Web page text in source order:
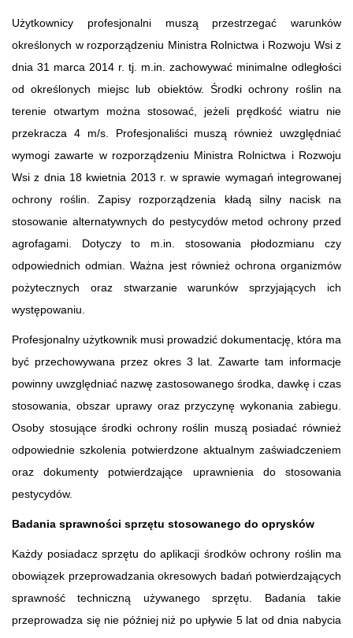
Użytkownicy profesjonalni muszą przestrzegać warunków
określonych w rozporządzeniu Ministra Rolnictwa i Rozwoju Wsi z
dnia 31 marca 2014 r. tj. m.in. zachowywać minimalne odległości
od określonych miejsc lub obiektów. Środki ochrony roślin na
terenie otwartym można stosować, jeżeli prędkość wiatru nie
przekracza 4 m/s. Profesjonaliści muszą również uwzględniać
wymogi zawarte w rozporządzeniu Ministra Rolnictwa i Rozwoju
Wsi z dnia 18 kwietnia 2013 r. w sprawie wymagań integrowanej
ochrony roślin. Zapisy rozporządzenia kładą silny nacisk na
stosowanie alternatywnych do pestycydów metod ochrony przed
agrofagami. Dotyczy to m.in. stosowania płodozmianu czy
odpowiednich odmian. Ważna jest również ochrona organizmów
pożytecznych oraz stwarzanie warunków sprzyjających ich
występowaniu.
Profesjonalny użytkownik musi prowadzić dokumentację, która ma
być przechowywana przez okres 3 lat. Zawarte tam informacje
powinny uwzględniać nazwę zastosowanego środka, dawkę i czas
stosowania, obszar uprawy oraz przyczynę wykonania zabiegu.
Osoby stosujące środki ochrony roślin muszą posiadać również
odpowiednie szkolenia potwierdzone aktualnym zaświadczeniem
oraz dokumenty potwierdzające uprawnienia do stosowania
pestycydów.
Badania sprawności sprzętu stosowanego do oprysków
Każdy posiadacz sprzętu do aplikacji środków ochrony roślin ma
obowiązek przeprowadzania okresowych badań potwierdzających
sprawność techniczną używanego sprzętu. Badania takie
przeprowadza się nie później niż po upływie 5 lat od dnia nabycia